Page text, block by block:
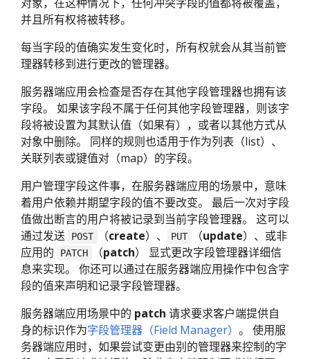
并且所有权将被转移。
每当字段的值确实发生变化时，所有权就会从其当前管
理器转移到进行更改的管理器。
服务器端应用会检查是否存在其他字段管理器也拥有该
字段。 如果该字段不属于任何其他字段管理器，则该字
段将被设置为其默认值（如果有），或者以其他方式从
对象中删除。 同样的规则也适用于作为列表（list）、
关联列表或键值对（map）的字段。
用户管理字段这件事，在服务器端应用的场景中，意味
着用户依赖并期望字段的值不要改变。 最后一次对字段
值做出断言的用户将被记录到当前字段管理器。 这可以
通过发送
POST （create）、 PUT （update）、或非
应用的
PATCH （patch） 显式更改字段管理器详细信
息来实现。 你还可以通过在服务器端应用操作中包含字
段的值来声明和记录字段管理器。
服务器端应用场景中的 patch 请求要求客户端提供自
身的标识作为字段管理器（Field Manager） 。 使用服
务器端应用时，如果尝试变更由别的管理器来控制的字